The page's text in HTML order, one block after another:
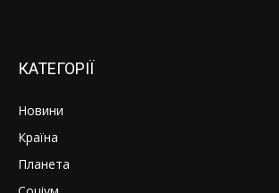
КАТЕГОРІЇ
Новини
Країна
Планета